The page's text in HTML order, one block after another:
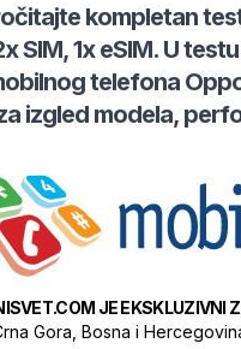
kompletan
SIM, 1x eSIM. U
telefona
izgled modela,
JE EKSKLUZIVNI
Gora, Bosna i